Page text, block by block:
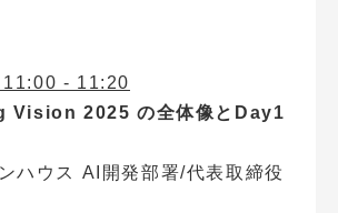
11:00 - 11:20
Vision 2025 の全体像とDay1
ハウス AI開発部署/代表取締役